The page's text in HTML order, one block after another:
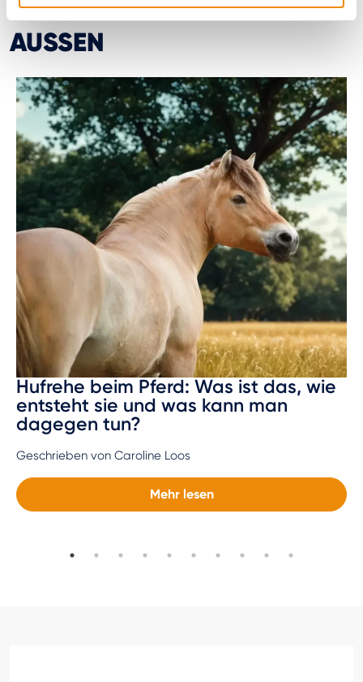
INNEN UND
AUSSEN
Hufrehe beim Pferd: Was ist das, wie
entsteht sie und was kann man
dagegen tun?
Geschrieben von Caroline Loos
Mehr lesen